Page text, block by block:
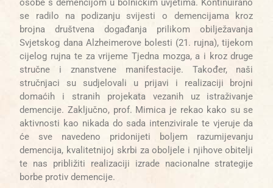
osobe s demencijom u bolničkim uvjetima. Kontinuirano
se radilo na podizanju svijesti o demencijama kroz
brojnadruštvena događanja prilikom obilježavanja
Svjetskog dana Alzheimerove bolesti (21. rujna), tijekom
cijelog rujna te za vrijeme Tjedna mozga, a i kroz druge
stručne i znanstvene manifestacije. Također, naši
stručnjaci su sudjelovali u prijavi i realizaciji brojni
domaćih i stranih projekata vezanih uz istraživanje
demencije. Zaključno, prof. Mimica je rekao kako su se
aktivnosti kao nikada do sada intenzivirale te vjeruje da
će sve navedeno pridonijeti boljem razumijevanju
demencija, kvalitetnijoj skrbi za oboljele i njihove obitelji
te nas približiti realizaciji izrade nacionalne strategije
borbe protiv demencije.